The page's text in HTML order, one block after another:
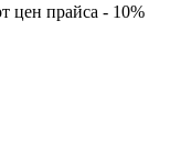
цен прайса - 10%